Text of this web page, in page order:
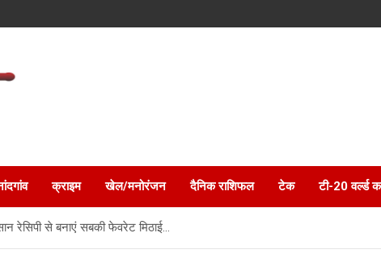
क्राइम खेल/मनोरंजन दैनिक राशिफल टेक टी-20 वर्ल्ड
रेसिपी से बनाएं सबकी फेवरेट मिठाई…